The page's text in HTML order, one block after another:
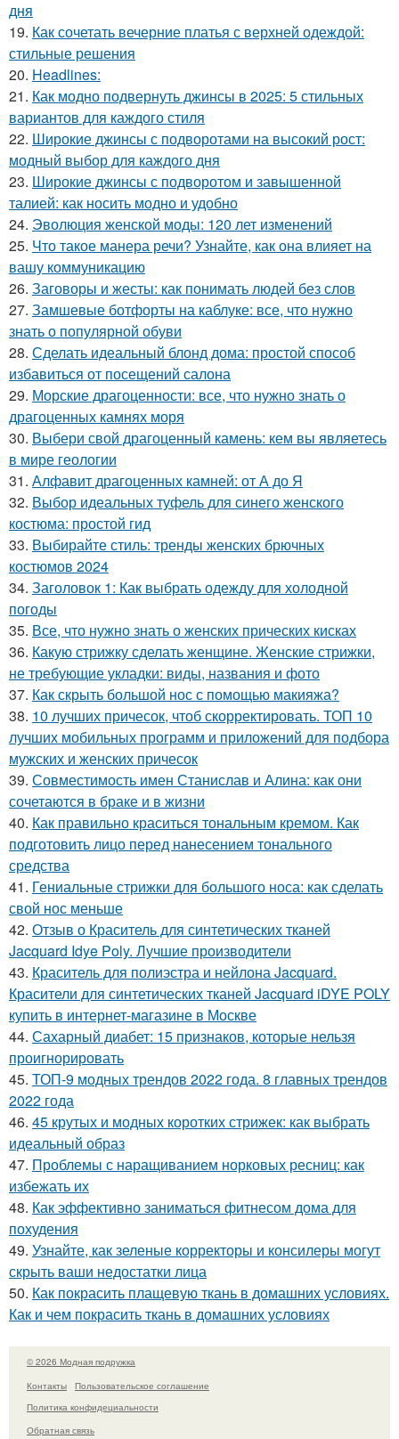
дня
19. Как сочетать вечерние платья с верхней одеждой:
стильные решения
20. Headlines:
21. Как модно подвернуть джинсы в 2025: 5 стильных
вариантов для каждого стиля
22. Широкие джинсы с подворотами на высокий рост:
модный выбор для каждого дня
23. Широкие джинсы с подворотом и завышенной
талией: как носить модно и удобно
24. Эволюция женской моды: 120 лет изменений
25. Что такое манера речи? Узнайте, как она влияет на
вашу коммуникацию
26. Заговоры и жесты: как понимать людей без слов
27. Замшевые ботфорты на каблуке: все, что нужно
знать о популярной обуви
28. Сделать идеальный блонд дома: простой способ
избавиться от посещений салона
29. Морские драгоценности: все, что нужно знать о
драгоценных камнях моря
30. Выбери свой драгоценный камень: кем вы являетесь
в мире геологии
31. Алфавит драгоценных камней: от А до Я
32. Выбор идеальных туфель для синего женского
костюма: простой гид
33. Выбирайте стиль: тренды женских брючных
костюмов 2024
34. Заголовок 1: Как выбрать одежду для холодной
погоды
35. Все, что нужно знать о женских прических кисках
36. Какую стрижку сделать женщине. Женские стрижки,
не требующие укладки: виды, названия и фото
37. Как скрыть большой нос с помощью макияжа?
38. 10 лучших причесок, чтоб скорректировать. ТОП 10
лучших мобильных программ и приложений для подбора
мужских и женских причесок
39. Совместимость имен Станислав и Алина: как они
сочетаются в браке и в жизни
40. Как правильно краситься тональным кремом. Как
подготовить лицо перед нанесением тонального
средства
41. Гениальные стрижки для большого носа: как сделать
свой нос меньше
42. Отзыв о Краситель для синтетических тканей
Jacquard Idye Poly. Лучшие производители
43. Краситель для полиэстра и нейлона Jacquard.
Красители для синтетических тканей Jacquard iDYE POLY
купить в интернет-магазине в Москве
44. Сахарный диабет: 15 признаков, которые нельзя
проигнорировать
45. ТОП-9 модных трендов 2022 года. 8 главных трендов
2022 года
46. 45 крутых и модных коротких стрижек: как выбрать
идеальный образ
47. Проблемы с наращиванием норковых ресниц: как
избежать их
48. Как эффективно заниматься фитнесом дома для
похудения
49. Узнайте, как зеленые корректоры и консилеры могут
скрыть ваши недостатки лица
50. Как покрасить плащевую ткань в домашних условиях.
Как и чем покрасить ткань в домашних условиях
© 2026 Модная подружка
Контакты
Пользовательское соглашение
Политика конфидециальности
Обратная связь